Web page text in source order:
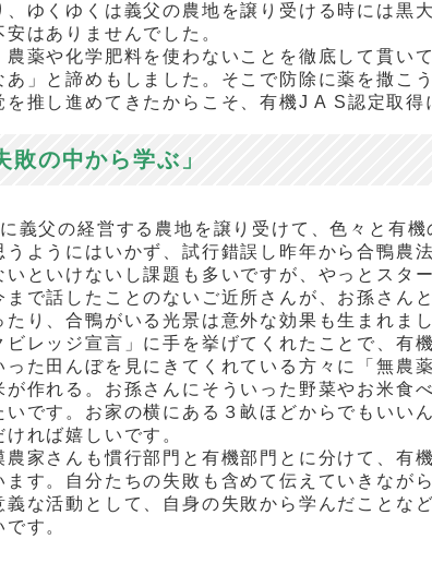
、ゆくゆくは義父の農地を譲り受ける時には黒
安はありませんでした。
農薬や化学肥料を使わないことを徹底して貫い
あ」と諦めもしました。そこで防除に薬を撒こ
を推し進めてきたからこそ、有機J A S認定取得
敗の中から学ぶ」
義父の経営する農地を譲り受けて、色々と有
うようにはいかず、試行錯誤し昨年から合鴨農
いといけないし課題も多いですが、やっとスタ
まで話したことのないご近所さんが、お孫さん
たり、合鴨がいる光景は意外な効果も生まれま
ビレッジ宣言」に手を挙げてくれたことで、有
った田んぼを見にきてくれている方々に「無農
が作れる。お孫さんにそういった野菜やお米食
いです。お家の横にある３畝ほどからでもいい
ければ嬉しいです。
農家さんも慣行部門と有機部門とに分けて、有
ます。自分たちの失敗も含めて伝えていきなが
義な活動として、自身の失敗から学んだことな
す。